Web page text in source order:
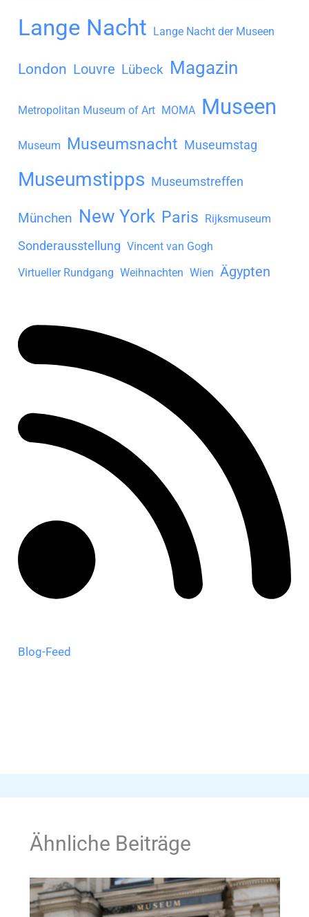
Lange Nacht Lange Nacht der Museen
London Louvre Lübeck Magazin
Metropolitan Museum of Art MOMA Museen
Museum Museumsnacht Museumstag
Museumstipps Museumstreffen
München New York Paris Rijksmuseum
Sonderausstellung Vincent van Gogh
Virtueller Rundgang Weihnachten Wien Ägypten
Blog-Feed
Ähnliche Beiträge